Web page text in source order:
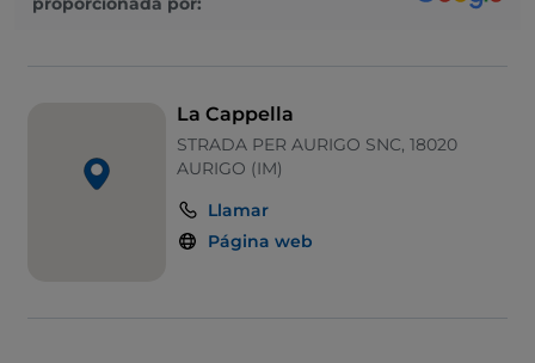
La Cappella
STRADA PER AURIGO SNC, 18020
AURIGO (IM)
Llamar
Página web